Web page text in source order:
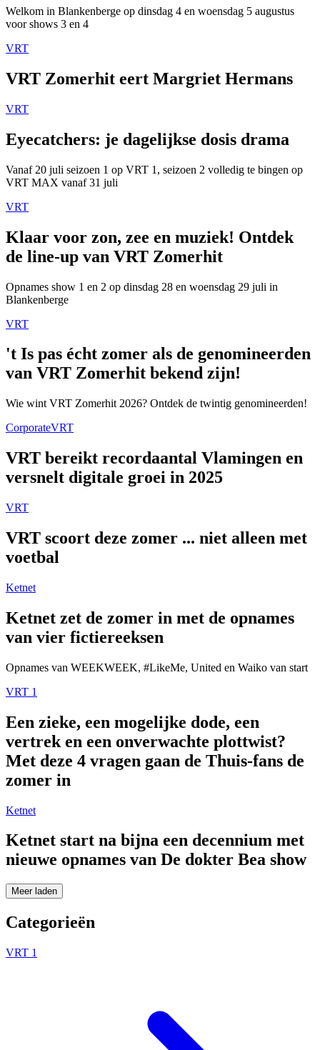
Welkom in Blankenberge op dinsdag 4 en woensdag 5 augustus
voor shows 3 en 4
VRT
VRT Zomerhit eert Margriet Hermans
VRT
Eyecatchers: je dagelijkse dosis drama
Vanaf 20 juli seizoen 1 op VRT 1, seizoen 2 volledig te bingen op
VRT MAX vanaf 31 juli
VRT
Klaar voor zon, zee en muziek! Ontdek
de line-up van VRT Zomerhit
Opnames show 1 en 2 op dinsdag 28 en woensdag 29 juli in
Blankenberge
VRT
't Is pas écht zomer als de genomineerden
van VRT Zomerhit bekend zijn!
Wie wint VRT Zomerhit 2026? Ontdek de twintig genomineerden!
CorporateVRT
VRT bereikt recordaantal Vlamingen en
versnelt digitale groei in 2025
VRT
VRT scoort deze zomer ... niet alleen met
voetbal
Ketnet
Ketnet zet de zomer in met de opnames
van vier fictiereeksen
Opnames van WEEKWEEK, #LikeMe, United en Waiko van start
VRT 1
Een zieke, een mogelijke dode, een
vertrek en een onverwachte plottwist?
Met deze 4 vragen gaan de Thuis-fans de
zomer in
Ketnet
Ketnet start na bijna een decennium met
nieuwe opnames van De dokter Bea show
Meer laden
Categorieën
VRT 1